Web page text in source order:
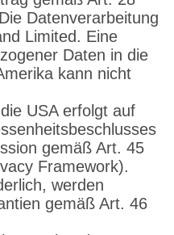
Datenverarbeitung
Limited. Eine
Daten in die
kann nicht
USA erfolgt auf
gemäß Art. 45
Framework).
werden
gemäß Art. 46